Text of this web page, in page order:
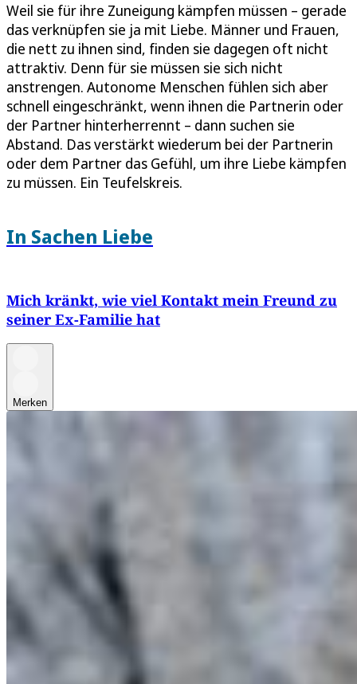
Weil sie für ihre Zuneigung kämpfen müssen – gerade
das verknüpfen sie ja mit Liebe. Männer und Frauen,
die nett zu ihnen sind, finden sie dagegen oft nicht
attraktiv. Denn für sie müssen sie sich nicht
anstrengen. Autonome Menschen fühlen sich aber
schnell eingeschränkt, wenn ihnen die Partnerin oder
der Partner hinterherrennt – dann suchen sie
Abstand. Das verstärkt wiederum bei der Partnerin
oder dem Partner das Gefühl, um ihre Liebe kämpfen
zu müssen. Ein Teufelskreis.
In Sachen Liebe
Mich kränkt, wie viel Kontakt mein Freund zu
seiner Ex-Familie hat
Merken